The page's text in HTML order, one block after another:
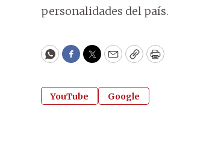
personalidades del país.
WhatsApp
Facebook
Twitter
EmailCopyPrint
YouTube Google